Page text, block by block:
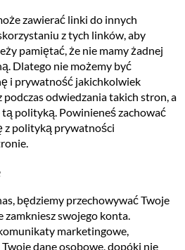
zawierać linki do innych
z tych linków, aby
pamiętać, że nie mamy żadnej
Dlatego nie możemy być
i prywatność jakichkolwiek
odwiedzania takich stron, a
polityką. Powinieneś zachować
z polityką prywatności
będziemy przechowywać Twoje
zamkniesz swojego konta.
marketingowe,
dane osobowe, dopóki nie